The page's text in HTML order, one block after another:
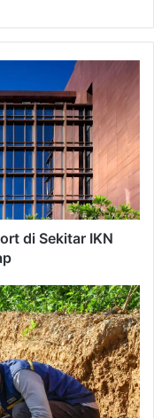
di Sekitar IKN